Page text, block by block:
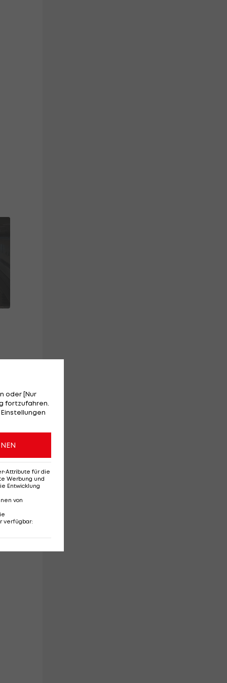
.
oder [Nur
fortzufahren.
Attribute für die
Werbung und
Entwicklung
von
verfügbar: